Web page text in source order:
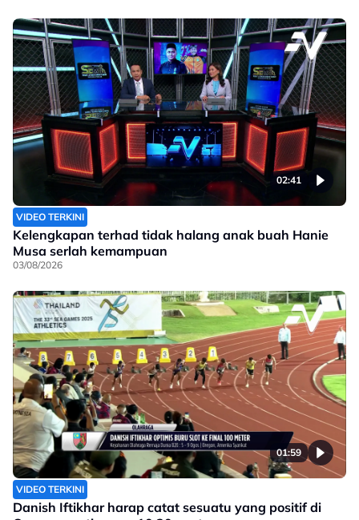
02:41
VIDEO TERKINI
Kelengkapan terhad tidak halang anak buah Hanie
Musa serlah kemampuan
03/08/2026
01:59
VIDEO TERKINI
Danish Iftikhar harap catat sesuatu yang positif di